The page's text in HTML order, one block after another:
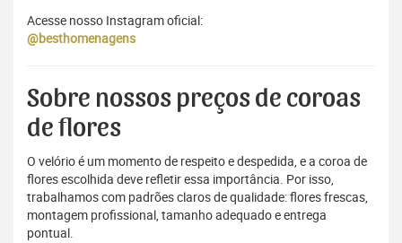
Acesse nosso Instagram oficial:
@besthomenagens
Sobre nossos preços de coroas
de flores
O velório é um momento de respeito e despedida, e a coroa de
flores escolhida deve refletir essa importância. Por isso,
trabalhamos com padrões claros de qualidade: flores frescas,
montagem profissional, tamanho adequado e entrega
pontual.